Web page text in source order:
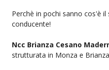
Perchè in pochi sanno cos'è
conducente!
Ncc Brianza Cesano
strutturata in Monza e